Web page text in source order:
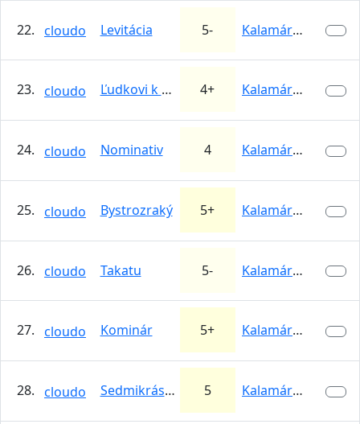
22. cloudo Levitácia 5- Kalamárka
23. cloudo Ľudkovi k 70-tke 4+ Kalamárka
24. cloudo Nominativ 4 Kalamárka
25. cloudo Bystrozraký 5+ Kalamárka
26. cloudo Takatu 5- Kalamárka
27. cloudo Kominár 5+ Kalamárka
28. cloudo Sedmikráska 5 Kalamárka